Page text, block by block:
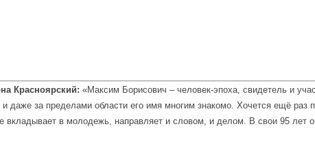
Красноярский: «Максим Борисович – человек-эпоха, свидетель и
даже за пределами области его имя многим знакомо. Хочется ещё раз
вкладывает в молодежь, направляет и словом, и делом. В свои 95 лет